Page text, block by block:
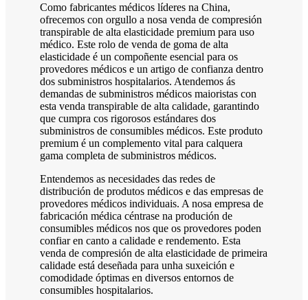
Como fabricantes médicos líderes na China,
ofrecemos con orgullo a nosa venda de compresión
transpirable de alta elasticidade premium para uso
médico. Este rolo de venda de goma de alta
elasticidade é un compoñente esencial para os
provedores médicos e un artigo de confianza dentro
dos subministros hospitalarios. Atendemos ás
demandas de subministros médicos maioristas con
esta venda transpirable de alta calidade, garantindo
que cumpra cos rigorosos estándares dos
subministros de consumibles médicos. Este produto
premium é un complemento vital para calquera
gama completa de subministros médicos.
Entendemos as necesidades das redes de
distribución de produtos médicos e das empresas de
provedores médicos individuais. A nosa empresa de
fabricación médica céntrase na produción de
consumibles médicos nos que os provedores poden
confiar en canto a calidade e rendemento. Esta
venda de compresión de alta elasticidade de primeira
calidade está deseñada para unha suxeición e
comodidade óptimas en diversos entornos de
consumibles hospitalarios.